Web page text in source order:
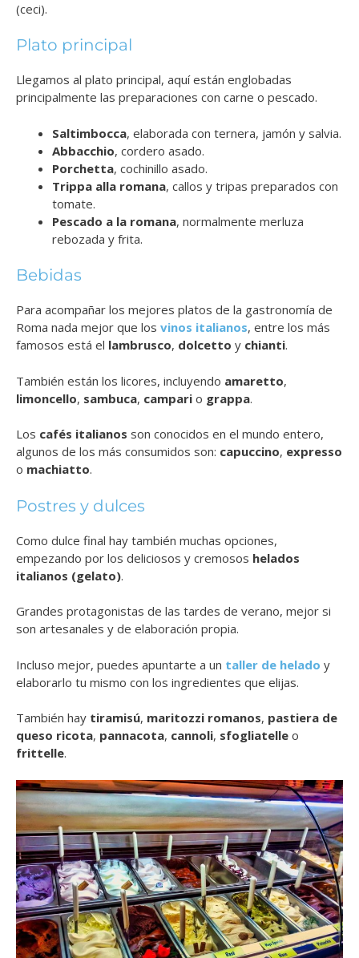
(ceci).
Plato principal
Llegamos al plato principal, aquí están englobadas
principalmente las preparaciones con carne o pescado.
Saltimbocca, elaborada con ternera, jamón y salvia.
Abbacchio, cordero asado.
Porchetta, cochinillo asado.
Trippa alla romana, callos y tripas preparados con
tomate.
Pescado a la romana, normalmente merluza
rebozada y frita.
Bebidas
Para acompañar los mejores platos de la gastronomía de
Roma nada mejor que los vinos italianos, entre los más
famosos está el lambrusco, dolcetto y chianti.
También están los licores, incluyendo amaretto,
limoncello, sambuca, campari o grappa.
Los cafés italianos son conocidos en el mundo entero,
algunos de los más consumidos son: capuccino, expresso
o machiatto.
Postres y dulces
Como dulce final hay también muchas opciones,
empezando por los deliciosos y cremosos helados
italianos (gelato).
Grandes protagonistas de las tardes de verano, mejor si
son artesanales y de elaboración propia.
Incluso mejor, puedes apuntarte a un taller de helado y
elaborarlo tu mismo con los ingredientes que elijas.
También hay tiramisú, maritozzi romanos, pastiera de
queso ricota, pannacota, cannoli, sfogliatelle o
frittelle.